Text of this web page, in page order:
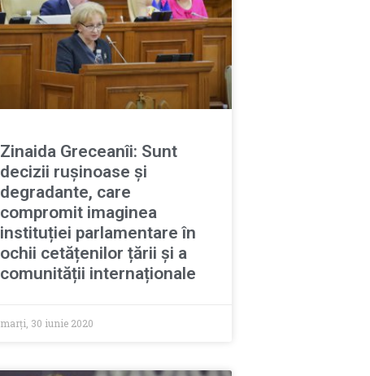
Zinaida Greceanîi: Sunt
decizii rușinoase și
degradante, care
compromit imaginea
instituției parlamentare în
ochii cetățenilor țării și a
comunității internaționale
marți, 30 iunie 2020